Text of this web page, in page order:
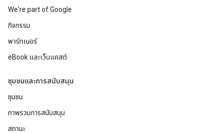
We're part of Google
กิจกรรม
พาร์ทเนอร์
eBook และเว็บแคสต์
ชุมชนและการสนับสนุน
ชุมชน
ภาพรวมการสนับสนุน
สถานะ